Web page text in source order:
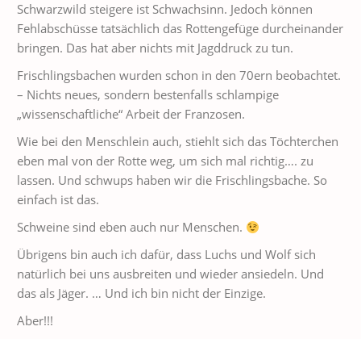
Schwarzwild steigere ist Schwachsinn. Jedoch können
Fehlabschüsse tatsächlich das Rottengefüge durcheinander
bringen. Das hat aber nichts mit Jagddruck zu tun.
Frischlingsbachen wurden schon in den 70ern beobachtet.
– Nichts neues, sondern bestenfalls schlampige
„wissenschaftliche“ Arbeit der Franzosen.
Wie bei den Menschlein auch, stiehlt sich das Töchterchen
eben mal von der Rotte weg, um sich mal richtig…. zu
lassen. Und schwups haben wir die Frischlingsbache. So
einfach ist das.
Schweine sind eben auch nur Menschen.
Übrigens bin auch ich dafür, dass Luchs und Wolf sich
natürlich bei uns ausbreiten und wieder ansiedeln. Und
das als Jäger. … Und ich bin nicht der Einzige.
Aber!!!